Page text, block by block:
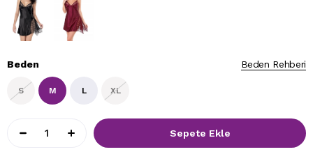
Beden Rehberi
Beden
S M L XL